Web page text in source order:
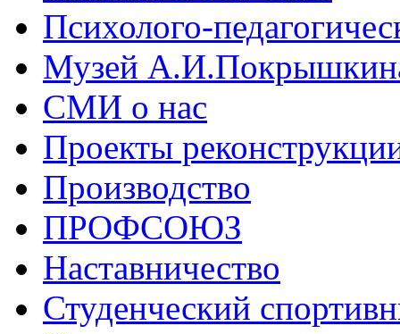
Психолого-
Музей
СМИ о нас
Проекты
Производство
ПРОФСОЮЗ
Наставничество
Студенческий